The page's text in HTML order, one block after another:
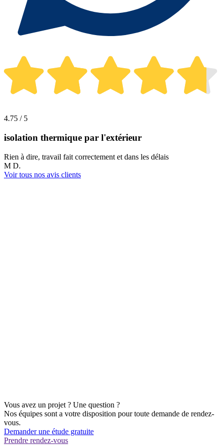
4.75 / 5
isolation thermique par l'extérieur
Rien à dire, travail fait correctement et dans les délais
M D.
Voir tous nos avis clients
Vous avez un projet ? Une question ?
Nos équipes sont a votre disposition pour toute demande de rendez-
vous.
Demander une étude gratuite
Prendre rendez-vous